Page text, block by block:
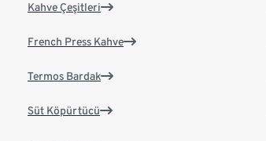
Kahve Çeşitleri
French Press Kahve
Termos Bardak
Süt Köpürtücü